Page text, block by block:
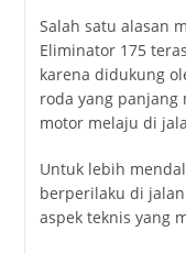
Salah satu alasan
Eliminator 175
karena didukung
roda yang panjang
motor melaju di
Untuk lebih
berperilaku di
aspek teknis yang